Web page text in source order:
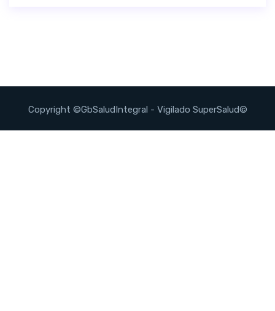
Copyright ©GbSaludIntegral - Vigilado SuperSalud©